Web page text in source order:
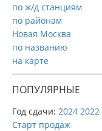
по ж/д станциям
по районам
Новая Москва
по названию
на карте
ПОПУЛЯРНЫЕ
Год сдачи: 2024 2022
Старт продаж